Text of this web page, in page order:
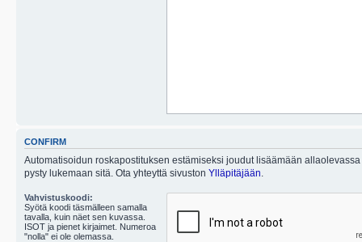
CONFIRM
Automatisoidun roskapostituksen estämiseksi joudut lisäämään
pysty lukemaan sitä. Ota yhteyttä sivuston Ylläpitäjään
Vahvistuskoodi:
Syötä koodi täsmälleen samalla
tavalla, kuin näet sen kuvassa.
ISOT ja pienet kirjaimet. Numeroa
"nolla" ei ole olemassa.